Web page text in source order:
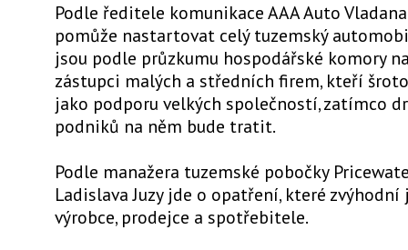
Podle ředitele komunikace AAA Auto
pomůže nastartovat celý tuzemský
jsou podle průzkumu hospodářské komory
zástupci malých a středních firem, kteří
jako podporu velkých společností, zatímco
podniků na něm bude tratit.
Podle manažera tuzemské pobočky
Ladislava Juzy jde o opatření, které
výrobce, prodejce a spotřebitele.